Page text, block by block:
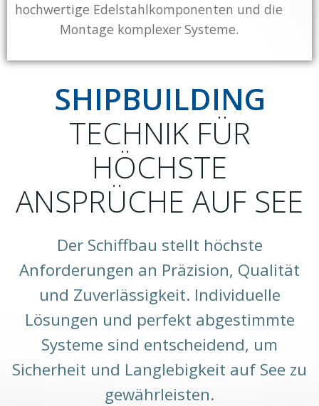
hochwertige Edelstahlkomponenten und die
Montage komplexer Systeme.
SHIPBUILDING
TECHNIK FÜR
HÖCHSTE
ANSPRÜCHE AUF SEE
Der Schiffbau stellt höchste
Anforderungen an Präzision, Qualität
und Zuverlässigkeit. Individuelle
Lösungen und perfekt abgestimmte
Systeme sind entscheidend, um
Sicherheit und Langlebigkeit auf See zu
gewährleisten.